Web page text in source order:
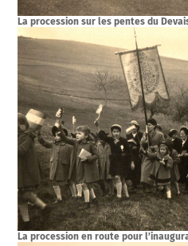
La procession sur les pentes du
La procession en route pour